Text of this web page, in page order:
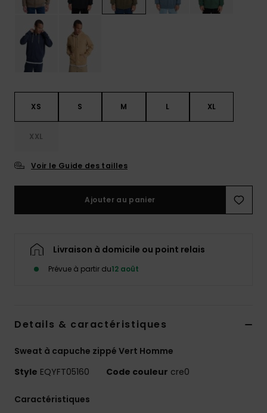
la FAQ
XS S M L XL
XXL
Voir le Guide des tailles
Ajouter au panier
Livraison à domicile ou point relais
Prévue à partir du12 août
Details & caractéristiques
Sweat à capuche zippé Vert Homme
Style EQYFT05160 Code couleur cre0
Caractéristiques